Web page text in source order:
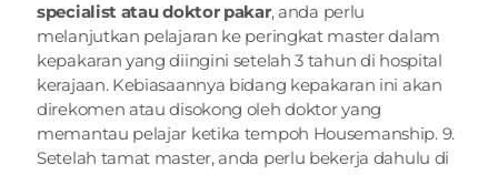
specialist atau doktor pakar, anda perlu
melanjutkan pelajaran ke peringkat master dalam
kepakaran yang diingini setelah 3 tahun di hospital
kerajaan. Kebiasaannya bidang kepakaran ini akan
direkomen atau disokong oleh doktor yang
memantau pelajar ketika tempoh Housemanship. 9.
Setelah tamat master, anda perlu bekerja dahulu di